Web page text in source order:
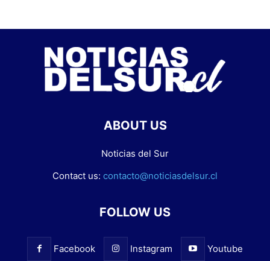
ABOUT US
Noticias del Sur
Contact us: contacto@noticiasdelsur.cl
FOLLOW US
Facebook Instagram Youtube